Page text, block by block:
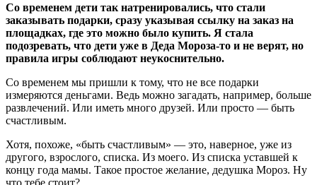
Со временем дети так натренировались, что стали
заказывать подарки, сразу указывая ссылку на заказ на
площадках, где это можно было купить. Я стала
подозревать, что дети уже в Деда Мороза-то и не верят, но
правила игры соблюдают неукоснительно.
Со временем мы пришли к тому, что не все подарки
измеряются деньгами. Ведь можно загадать, например, больше
развлечений. Или иметь много друзей. Или просто — быть
счастливым.
Хотя, похоже, «быть счастливым» — это, наверное, уже из
другого, взрослого, списка. Из моего. Из списка уставшей к
концу года мамы. Такое простое желание, дедушка Мороз. Ну
что тебе стоит?